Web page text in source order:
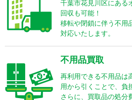
千葉市花見川区にある
回収も可能！
移転や閉鎖に伴う不用
対応いたします。
不用品買取
再利用できる不用品は
用から引くことで、負
さらに、買取品の処分